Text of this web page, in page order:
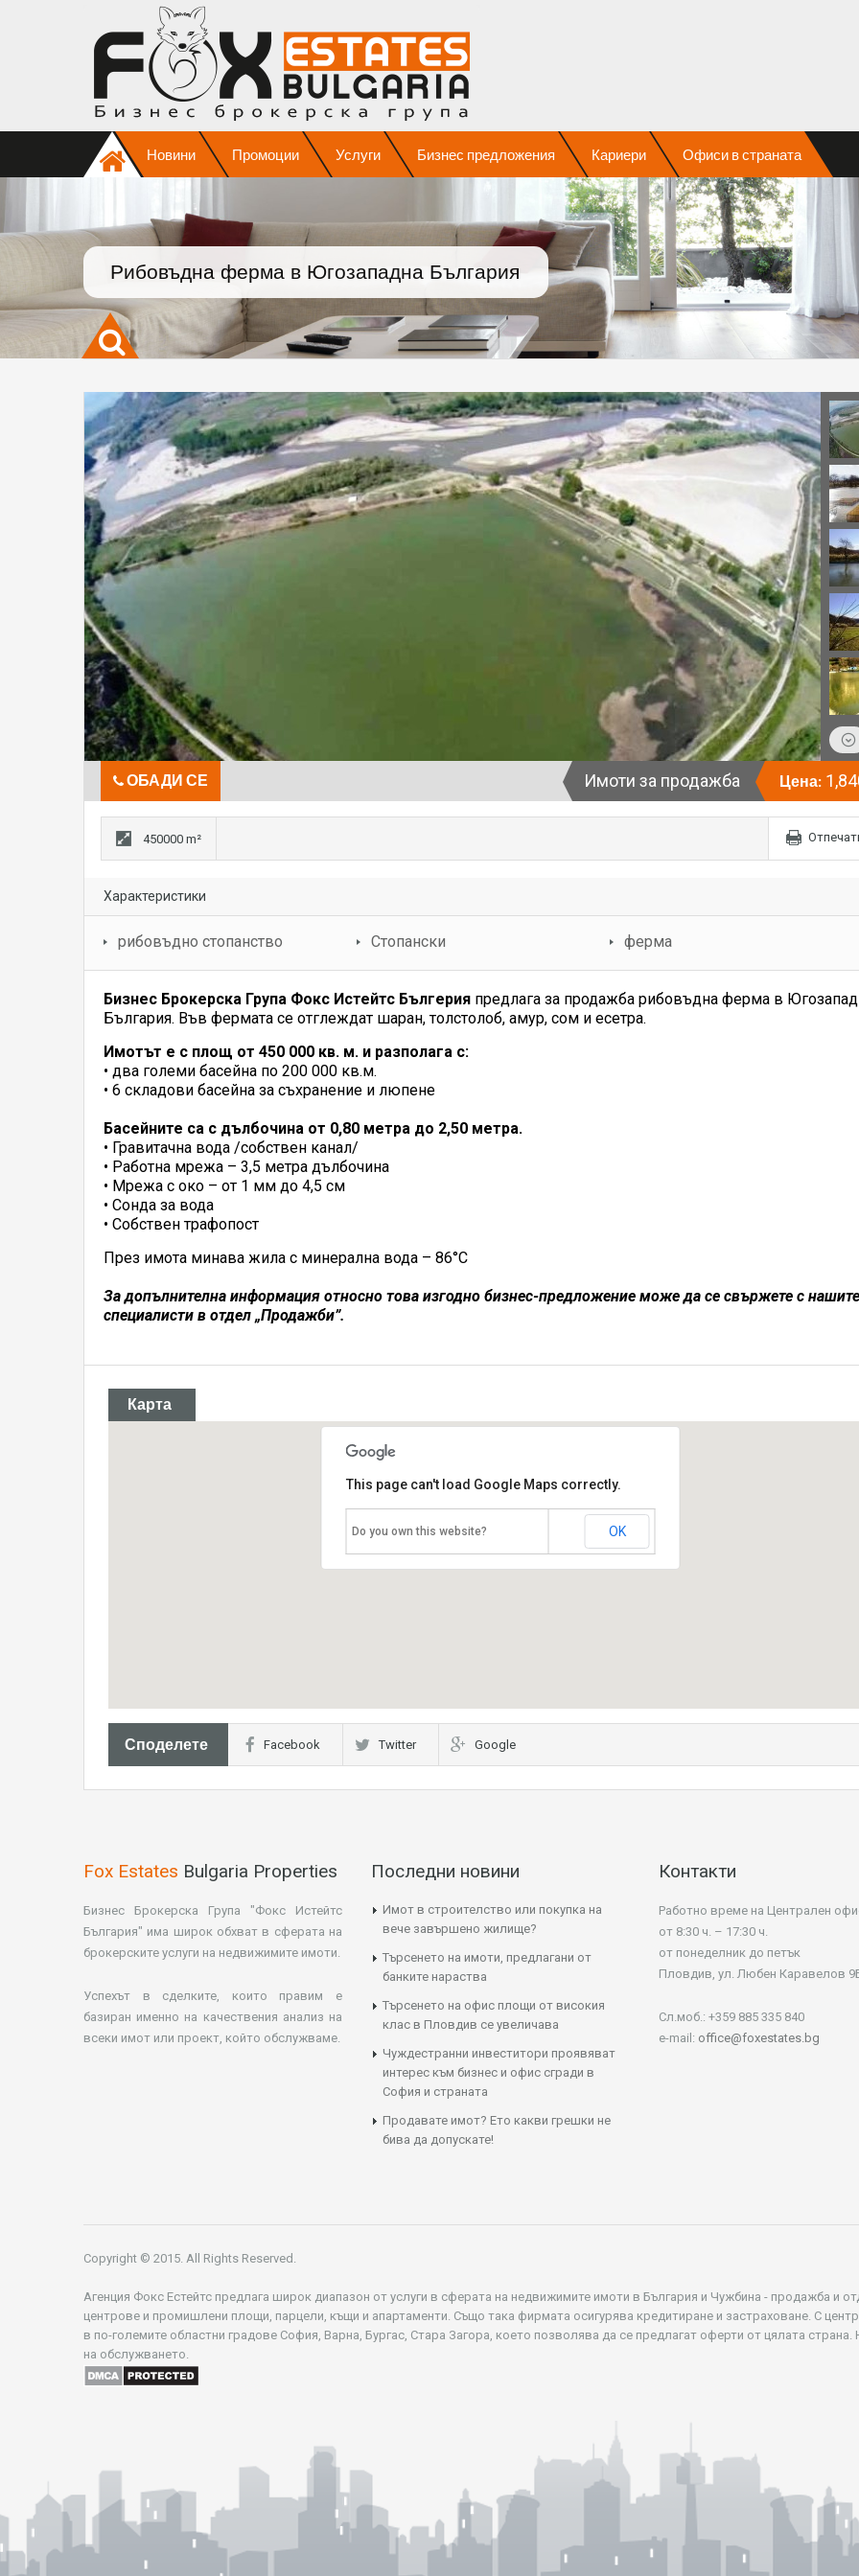
Новини Промоции Услуги Бизнес предложения Кариери Офиси в страната
Рибовъдна ферма в Югозападна България
Имоти за продажба Цена:
ОБАДИ СЕ
450000 m²
Характеристики
рибовъдно стопанство Стопански ферма
Бизнес Брокерска Група Фокс Истейтс Бългерия предлага за продажба рибовъдна ферма в
България. Във фермата се отглеждат шаран, толстолоб, амур, сом и есетра.
Имотът е с площ от 450 000 кв. м. и разполага с:
• два големи басейна по 200 000 кв.м.
• 6 складови басейна за съхранение и люпене
Басейните са с дълбочина от 0,80 метра до 2,50 метра.
• Гравитачна вода /собствен канал/
• Работна мрежа – 3,5 метра дълбочина
• Мрежа с око – от 1 мм до 4,5 см
• Сонда за вода
• Собствен трафопост
През имота минава жила с минерална вода – 86°С
За допълнителна информация относно това изгодно бизнес-предложение може да се свържете с нашите
специалисти в отдел „Продажби”.
Карта
This page can't load Google Maps correctly.
Do you own this website? OK
Споделете Facebook Twitter Google
Fox Estates Bulgaria Properties
Бизнес Брокерска Група "Фокс Истейтс
България" има широк обхват в сферата на
брокерските услуги на недвижимите имоти.
Успехът в сделките, които правим е
базиран именно на качествения анализ на
всеки имот или проект, който обслужваме.
Последни новини
Имот в строителство или покупка на
вече завършено жилище?
Търсенето на имоти, предлагани от
банките нараства
Търсенето на офис площи от високия
клас в Пловдив се увеличава
Чуждестранни инвеститори проявяват
интерес към бизнес и офис сгради в
София и страната
Продавате имот? Ето какви грешки не
бива да допускате!
Контакти
Работно време на Централен
от 8:30 ч. – 17:30 ч.
от понеделник до петък
Пловдив, ул. Любен Каравелов
Сл.моб.: +359 885 335 840
e-mail: office@foxestates.bg
Copyright © 2015. All Rights Reserved.
Агенция Фокс Естейтс предлага широк диапазон от услуги в сферата на недвижимите имоти в България и Чужбина - продажба и
центрове и промишлени площи, парцели, къщи и апартаменти. Също така фирмата осигурява кредитиране и застраховане. С
в по-големите областни градове София, Варна, Бургас, Стара Загора, което позволява да се предлагат оферти от цялата
на обслужването.